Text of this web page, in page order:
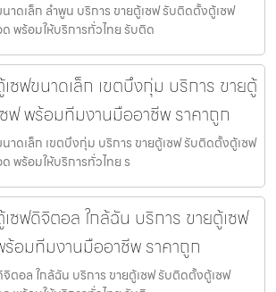
าดเล็ก ลำพูน บริการ ขายตู้เซฟ รับติดตั้งตู้เซฟ
พร้อมให้บริการทั่วไทย รับติด
ซฟขนาดเล็ก เขตบึงกุ่ม บริการ ขายตู้
ฟ พร้อมทีมงานมืออาชีพ ราคาถูก
าดเล็ก เขตบึงกุ่ม บริการ ขายตู้เซฟ รับติดตั้งตู้เซฟ
พร้อมให้บริการทั่วไทย ร
ซฟดิจิตอล ใกล้ฉัน บริการ ขายตู้เซฟ
อมทีมงานมืออาชีพ ราคาถูก
ตอล ใกล้ฉัน บริการ ขายตู้เซฟ รับติดตั้งตู้เซฟ